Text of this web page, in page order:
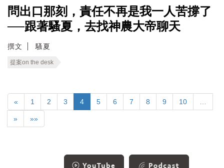
問出口那刻，責任不再是我一人苦撐了
──跟著騷夏，去找神農大帝聊天
撰文 騷夏
提案on the desk
« 1 2 3 4 5 6 7 8 9 10
» »»